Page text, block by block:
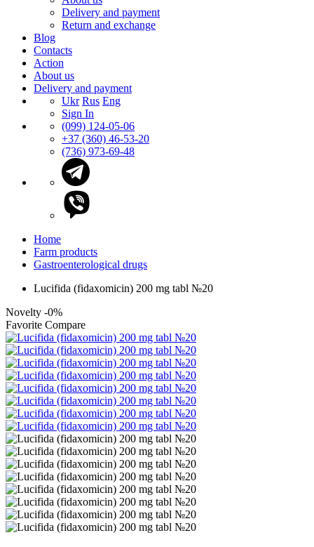
Delivery and payment
Return and exchange
Blog
Contacts
Action
About us
Delivery and payment
Ukr Rus Eng
Sign In
(099) 124-05-06
+37 (360) 46-53-20
(736) 973-69-48
Home
Farm products
Gastroenterological drugs
Lucifida (fidaxomicin) 200 mg tabl №20
Novelty -0%
Favorite Compare